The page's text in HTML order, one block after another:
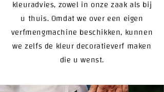
kleuradvies, zowel in onze zaak als bij
u thuis. Omdat we over een eigen
verfmengmachine beschikken, kunnen
we zelfs de kleur decoratieverf maken
die u wenst.